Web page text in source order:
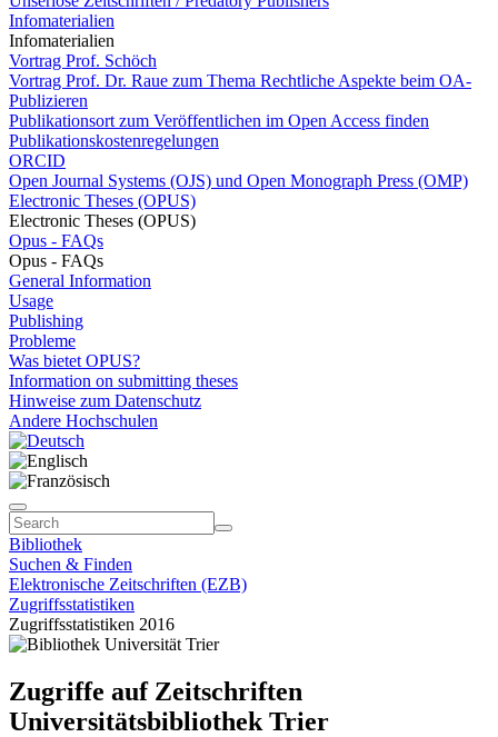
Infomaterialien
Infomaterialien
Vortrag Prof. Schöch
Vortrag Prof. Dr. Raue zum Thema Rechtliche Aspekte beim OA-
Publizieren
Publikationsort zum Veröffentlichen im Open Access finden
Publikationskostenregelungen
ORCID
Open Journal Systems (OJS) und Open Monograph Press (OMP)
Electronic Theses (OPUS)
Electronic Theses (OPUS)
Opus - FAQs
Opus - FAQs
General Information
Usage
Publishing
Probleme
Was bietet OPUS?
Information on submitting theses
Hinweise zum Datenschutz
Andere Hochschulen
Bibliothek
Suchen & Finden
Elektronische Zeitschriften (EZB)
Zugriffsstatistiken
Zugriffsstatistiken 2016
Zugriffe auf Zeitschriften
Universitätsbibliothek Trier